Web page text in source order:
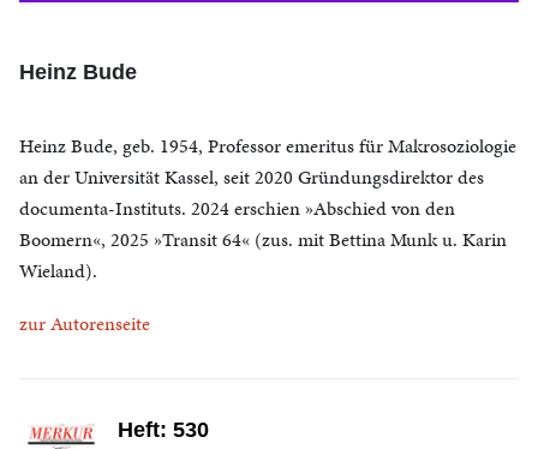
Heinz Bude
Heinz Bude, geb. 1954, Professor emeritus für Makrosoziologie
an der Universität Kassel, seit 2020 Gründungsdirektor des
documenta-Instituts. 2024 erschien »Abschied von den
Boomern«, 2025 »Transit 64« (zus. mit Bettina Munk u. Karin
Wieland).
zur Autorenseite
Heft: 530